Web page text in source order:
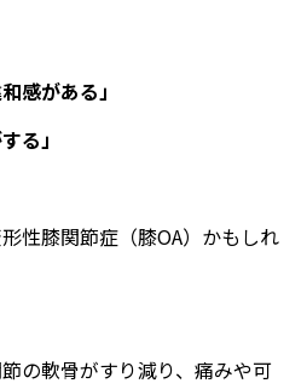
感がある」
る」
性膝関節症（膝OA）かもしれ
の軟骨がすり減り、痛みや可